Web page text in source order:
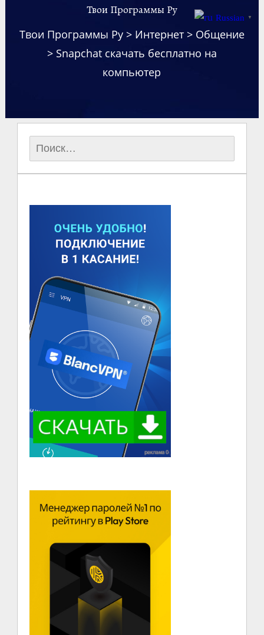
Твои Программы Ру
Твои Программы Ру> Интернет> Общение
> Snapchat скачать бесплатно на
компьютер
Найти:
Russian ▼